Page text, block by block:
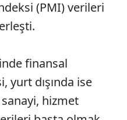
(PMI) verileri
finansal
yurt dışında ise
hizmet